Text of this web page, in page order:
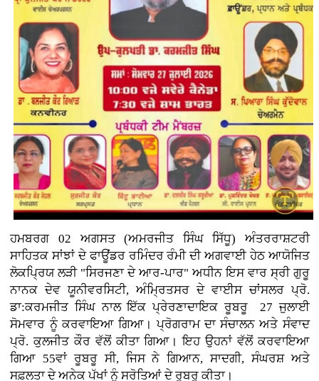
ਹਮਬਰਗ 02 ਅਗਸਤ (ਅਮਰਜੀਤ ਸਿੰਘ ਸਿੱਧੂ) ਅੰਤਰਰਾਸ਼ਟਰੀ
ਸਾਹਿਤਕ ਸਾਂਝਾਂ ਦੇ ਫਾਊਂਡਰ ਰਮਿੰਦਰ ਰੰਮੀ ਦੀ ਅਗਵਾਈ ਹੇਠ ਆਯੋਜਿਤ
ਲੋਕਪ੍ਰਿਯ ਲੜੀ "ਸਿਰਜਣਾ ਦੇ ਆਰ-ਪਾਰ" ਅਧੀਨ ਇਸ ਵਾਰ ਸ੍ਰੀ ਗੁਰੂ
ਨਾਨਕ ਦੇਵ ਯੂਨੀਵਰਸਿਟੀ, ਅੰਮ੍ਰਿਤਸਰ ਦੇ ਵਾਈਸ ਚਾਂਸਲਰ ਪ੍ਰੋ.
ਡਾ:ਕਰਮਜੀਤ ਸਿੰਘ ਨਾਲ ਇੱਕ ਪ੍ਰੇਰਣਾਦਾਇਕ ਰੂਬਰੂ 27 ਜੁਲਾਈ
ਸੋਮਵਾਰ ਨੂੰ ਕਰਵਾਇਆ ਗਿਆ। ਪ੍ਰੋਗਰਾਮ ਦਾ ਸੰਚਾਲਨ ਅਤੇ ਸੰਵਾਦ
ਪ੍ਰੋ. ਕੁਲਜੀਤ ਕੌਰ ਵੱਲੋਂ ਕੀਤਾ ਗਿਆ। ਇਹ ਉਹਨਾਂ ਵੱਲੋਂ ਕਰਵਾਇਆ
ਗਿਆ 55ਵਾਂ ਰੂਬਰੂ ਸੀ, ਜਿਸ ਨੇ ਗਿਆਨ, ਸਾਦਗੀ, ਸੰਘਰਸ਼ ਅਤੇ
ਸਫ਼ਲਤਾ ਦੇ ਅਨੇਕ ਪੱਖਾਂ ਨੂੰ ਸਰੋਤਿਆਂ ਦੇ ਰੂਬਰੂ ਕੀਤਾ।